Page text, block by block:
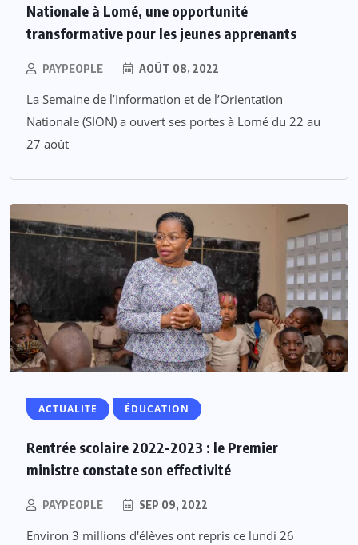
Nationale à Lomé, une opportunité
transformative pour les jeunes apprenants
PAYPEOPLE AOÛT 08, 2022
La Semaine de l’Information et de l’Orientation
Nationale (SION) a ouvert ses portes à Lomé du 22 au
27 août
ACTUALITE ÉDUCATION
Rentrée scolaire 2022-2023 : le Premier
ministre constate son effectivité
PAYPEOPLE SEP 09, 2022
Environ 3 millions d'élèves ont repris ce lundi 26